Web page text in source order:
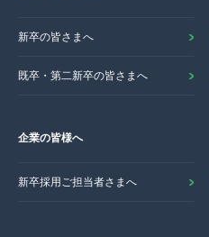
新卒の皆さまへ
既卒・第二新卒の皆さまへ
企業の皆様へ
新卒採用ご担当者さまへ